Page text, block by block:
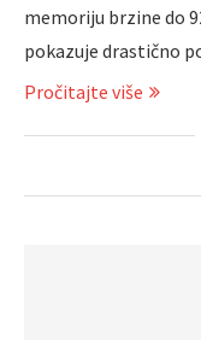
memoriju brzine do
pokazuje drastično
Pročitajte više